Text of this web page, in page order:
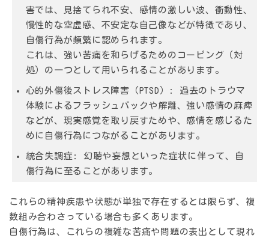
害では、見捨てられ不安、感情の激しい波、衝動性、
慢性的な空虚感、不安定な自己像などが特徴であり、
自傷行為が頻繁に認められます。
これは、強い苦痛を和らげるためのコーピング（対
処）の一つとして用いられることがあります。
心的外傷後ストレス障害（PTSD）:
過去のトラウマ
体験によるフラッシュバックや解離、強い感情の麻痺
などが、現実感覚を取り戻すためや、感情を感じるた
めに自傷行為につながることがあります。
統合失調症:
幻聴や妄想といった症状に伴って、自
傷行為に至ることがあります。
これらの精神疾患や状態が単独で存在するとは限らず、複
数組み合わさっている場合も多くあります。
自傷行為は、これらの複雑な苦痛や問題の表出として現れ